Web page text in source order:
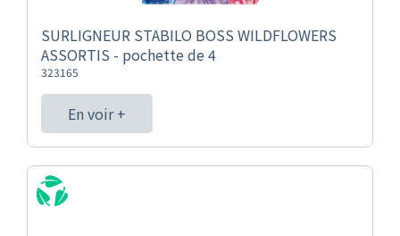
SURLIGNEUR STABILO BOSS WILDFLOWERS
ASSORTIS - pochette de 4
323165
En voir +